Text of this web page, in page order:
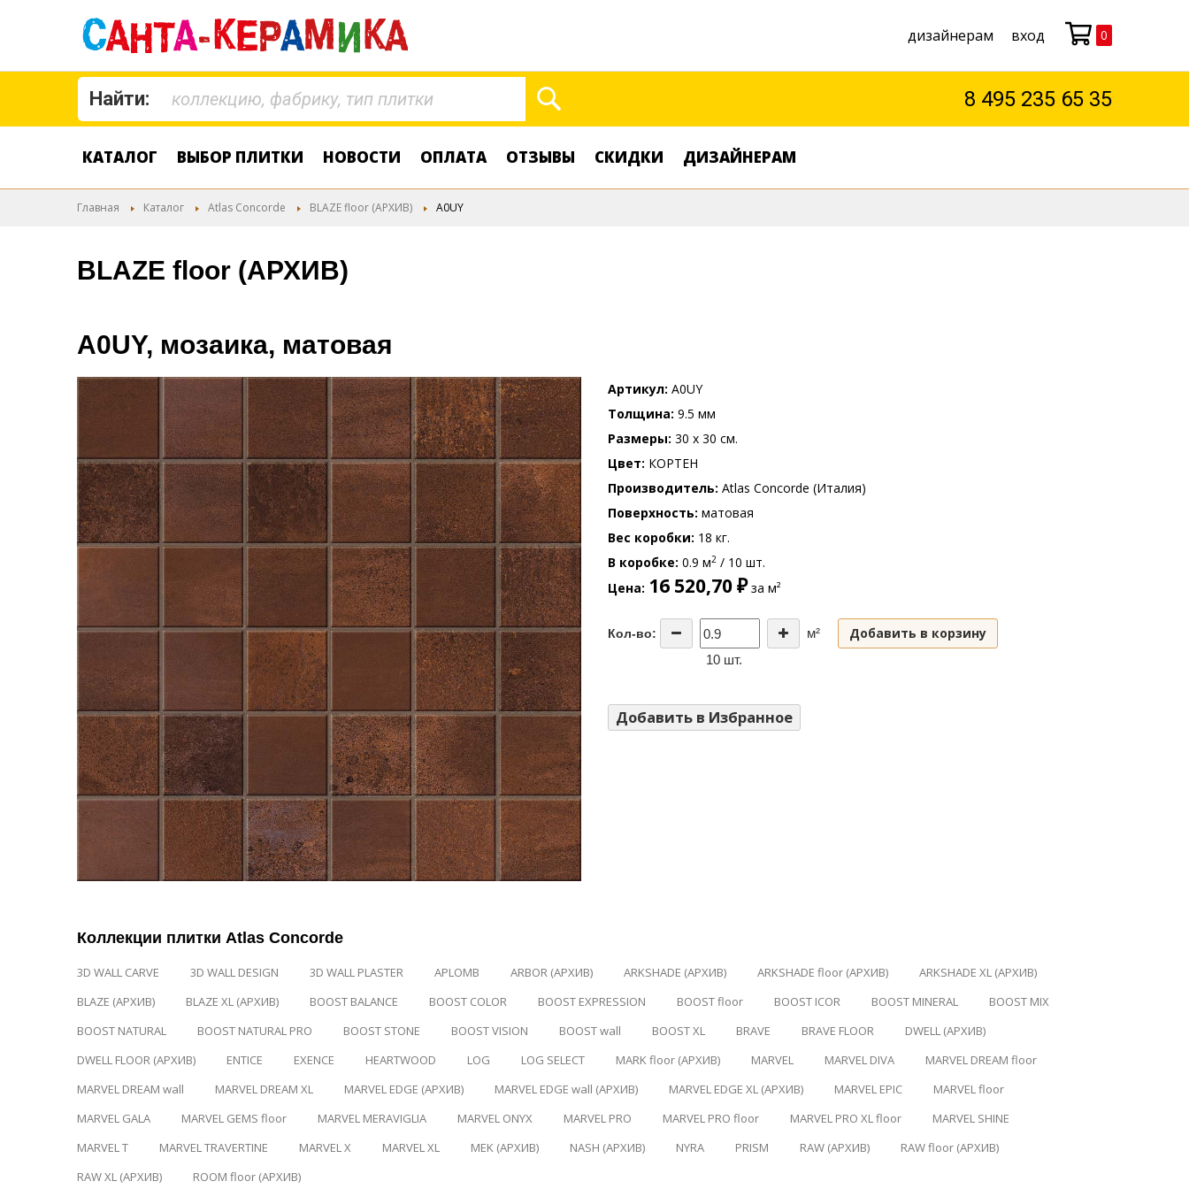
дизайнерам вход Моя корзина
0
Найти: 8 495 235 65 35
КАТАЛОГ ВЫБОР ПЛИТКИ НОВОСТИ ОПЛАТА ОТЗЫВЫ СКИДКИ ДИЗАЙНЕРАМ
Главная Каталог Atlas Concorde BLAZE floor (АРХИВ) A0UY
BLAZE floor (АРХИВ)
A0UY, мозаика, матовая
Артикул A0UY
Толщина 9.5 мм
Размеры 30 x 30 см.
Цвет КОРТЕН
Производитель Atlas Concorde (Италия)
Поверхность матовая
Вес коробки 18 кг.
В коробке 0.9 м2 / 10 шт.
Цена 16 520,70 ₽за м²
Кол-во:
м²
10 шт.
Добавить в корзину
Добавить в Избранное
Коллекции плитки Atlas Concorde
3D WALL CARVE 3D WALL DESIGN 3D WALL PLASTER APLOMB ARBOR (АРХИВ) ARKSHADE (АРХИВ) ARKSHADE floor (АРХИВ)
ARKSHADE XL (АРХИВ)
BLAZE (АРХИВ)
BLAZE XL (АРХИВ) BOOST BALANCE BOOST COLOR BOOST EXPRESSION BOOST floor BOOST ICOR BOOST MINERAL
BOOST MIX
BOOST NATURAL
BOOST NATURAL PRO BOOST STONE BOOST VISION BOOST wall BOOST XL BRAVE BRAVE FLOOR
DWELL (АРХИВ)
DWELL FLOOR (АРХИВ)
ENTICE EXENCE HEARTWOOD LOG LOG SELECT MARK floor (АРХИВ) MARVEL MARVEL DIVA
MARVEL DREAM floor
MARVEL DREAM wall
MARVEL DREAM XL MARVEL EDGE (АРХИВ) MARVEL EDGE wall (АРХИВ) MARVEL EDGE XL (АРХИВ) MARVEL EPIC
MARVEL floor
MARVEL GALA
MARVEL GEMS floor MARVEL MERAVIGLIA MARVEL ONYX MARVEL PRO MARVEL PRO floor MARVEL PRO XL floor
MARVEL SHINE
MARVEL T
MARVEL TRAVERTINE MARVEL X MARVEL XL MEK (АРХИВ) NASH (АРХИВ) NYRA PRISM RAW (АРХИВ)
RAW floor (АРХИВ)
RAW XL (АРХИВ)
ROOM floor (АРХИВ)